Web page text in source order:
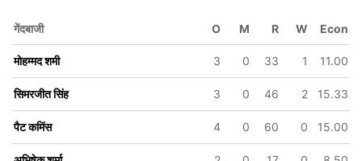
गेंदबाजी O M R W Econ
मोहम्मद शमी 3 0 33 1 11.00
सिमरजीत सिंह 3 0 46 2 15.33
पैट कमिंस 4 0 60 0 15.00